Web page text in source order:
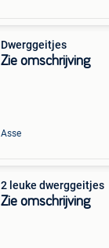
Dwerggeitjes
Zie omschrijving
Asse
2 leuke dwerggeitjes
Zie omschrijving